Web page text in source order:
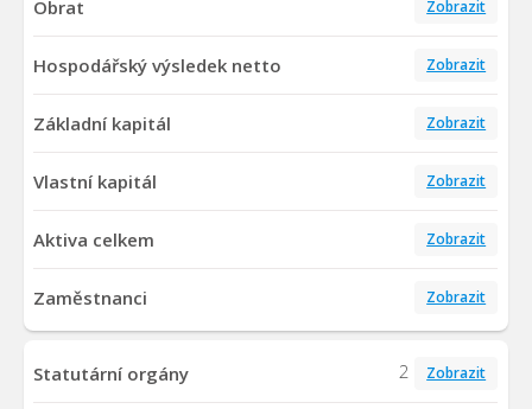
Obrat Zobrazit
Hospodářský výsledek netto Zobrazit
Základní kapitál Zobrazit
Vlastní kapitál Zobrazit
Aktiva celkem Zobrazit
Zaměstnanci Zobrazit
Statutární orgány 2 Zobrazit